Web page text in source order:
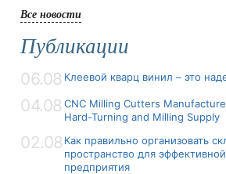
Все новости
Публикации
06.08 Клеевой кварц винил – это
04.08 CNC Milling Cutters
Hard-Turning and Milling Supply
02.08 Как правильно организовать
пространство для
предприятия